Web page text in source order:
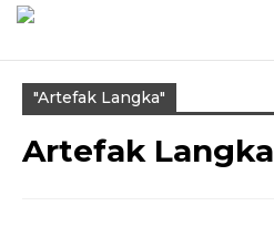
"artefak Langka"
Artefak Langka